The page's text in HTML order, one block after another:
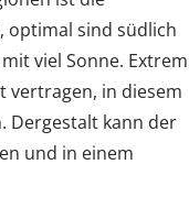
optimal sind südlich
viel Sonne. Extrem
vertragen, in diesem
Dergestalt kann der
und in einem